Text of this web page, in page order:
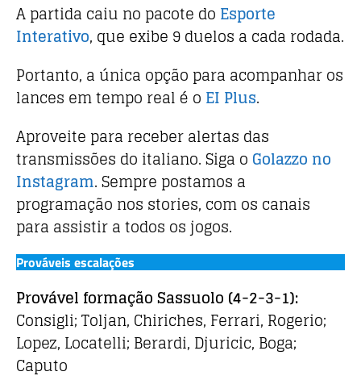
A partida caiu no pacote do Esporte
Interativo, que exibe 9 duelos a cada rodada.
Portanto, a única opção para acompanhar os
lances em tempo real é o EI Plus.
Aproveite para receber alertas das
transmissões do italiano. Siga o Golazzo no
Instagram. Sempre postamos a
programação nos stories, com os canais
para assistir a todos os jogos.
Prováveis escalações
Provável formaçãoSassuolo (4-2-3-1):
Consigli; Toljan, Chiriches, Ferrari, Rogerio;
Lopez, Locatelli; Berardi, Djuricic, Boga;
Caputo